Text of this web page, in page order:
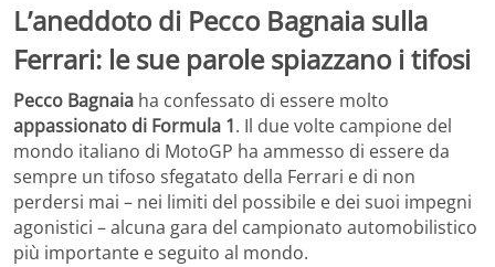
L’aneddoto di Pecco Bagnaia sulla
Ferrari: le sue parole spiazzano i tifosi
Pecco Bagnaia ha confessato di essere molto
appassionato di Formula 1. Il due volte campione del
mondo italiano di MotoGP ha ammesso di essere da
sempre un tifoso sfegatato della Ferrari e di non
perdersi mai – nei limiti del possibile e dei suoi impegni
agonistici – alcuna gara del campionato automobilistico
più importante e seguito al mondo.